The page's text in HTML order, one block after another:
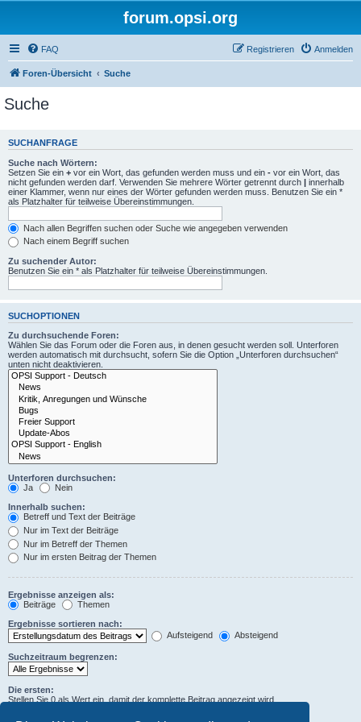
forum.opsi.org
FAQ Anmelden
Registrieren
Foren-Übersicht Suche
Suche
SUCHANFRAGE
Suche nach Wörtern:
Setzen Sie ein + vor ein Wort, das gefunden werden muss und ein - vor ein Wort, das
nicht gefunden werden darf. Verwenden Sie mehrere Wörter getrennt durch | innerhalb
einer Klammer, wenn nur eines der Wörter gefunden werden muss. Benutzen Sie ein *
als Platzhalter für teilweise Übereinstimmungen.
Nach allen Begriffen suchen oder Suche wie angegeben verwenden
Nach einem Begriff suchen
Zu suchender Autor:
Benutzen Sie ein * als Platzhalter für teilweise Übereinstimmungen.
SUCHOPTIONEN
Zu durchsuchende Foren:
Wählen Sie das Forum oder die Foren aus, in denen gesucht werden soll. Unterforen
werden automatisch mit durchsucht, sofern Sie die Option „Unterforen durchsuchen“
unten nicht deaktivieren.
Unterforen durchsuchen:
Ja
Nein
Innerhalb suchen:
Betreff und Text der Beiträge
Nur im Text der Beiträge
Nur im Betreff der Themen
Nur im ersten Beitrag der Themen
Ergebnisse anzeigen als:
Beiträge
Themen
Ergebnisse sortieren nach:
Aufsteigend
Absteigend
Suchzeitraum begrenzen:
Die ersten:
Stellen Sie 0 als Wert ein, damit der komplette Beitrag angezeigt wird.